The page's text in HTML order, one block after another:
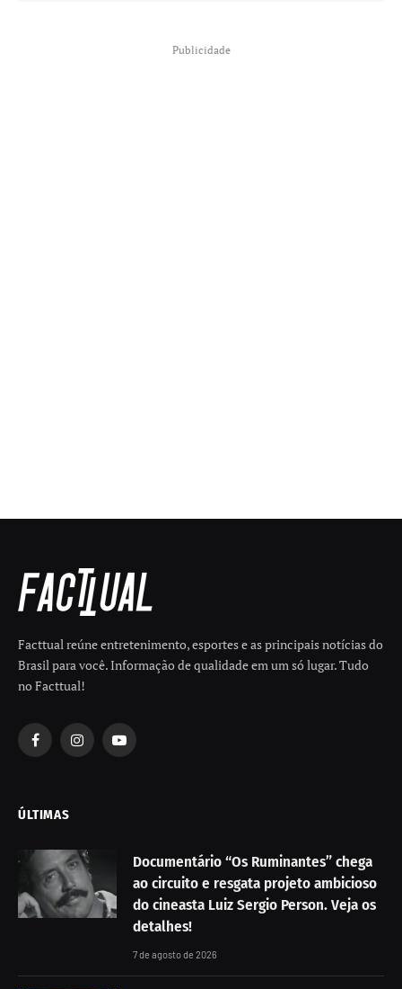
Publicidade
Facttual reúne entretenimento, esportes e as principais notícias do
Brasil para você. Informação de qualidade em um só lugar. Tudo
no Facttual!
FacebookInstagramYouTube
ÚLTIMAS
Documentário “Os Ruminantes” chega
ao circuito e resgata projeto ambicioso
do cineasta Luiz Sergio Person. Veja os
detalhes!
7 de agosto de 2026